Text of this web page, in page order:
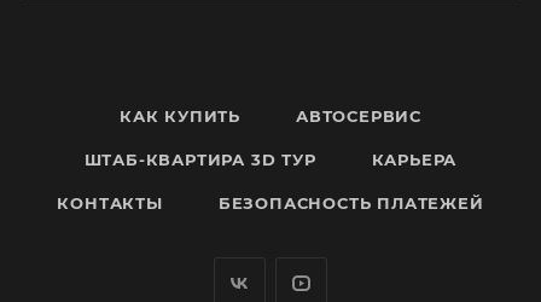
КАК КУПИТЬ АВТОСЕРВИС
ШТАБ-КВАРТИРА 3D ТУР КАРЬЕРА
КОНТАКТЫ БЕЗОПАСНОСТЬ ПЛАТЕЖЕЙ